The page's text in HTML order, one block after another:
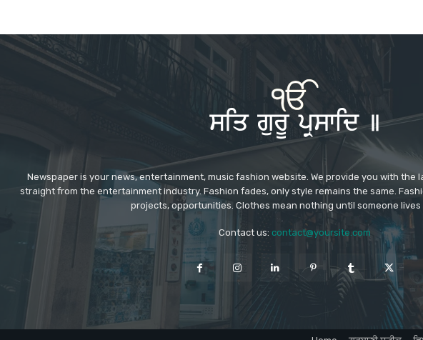
Newspaper is your news, entertainment, music fashion website. We provide you with the
straight from the entertainment industry. Fashion fades, only style remains the same.
projects, opportunities. Clothes mean nothing until someone lives
Contact us: contact@yoursite.com